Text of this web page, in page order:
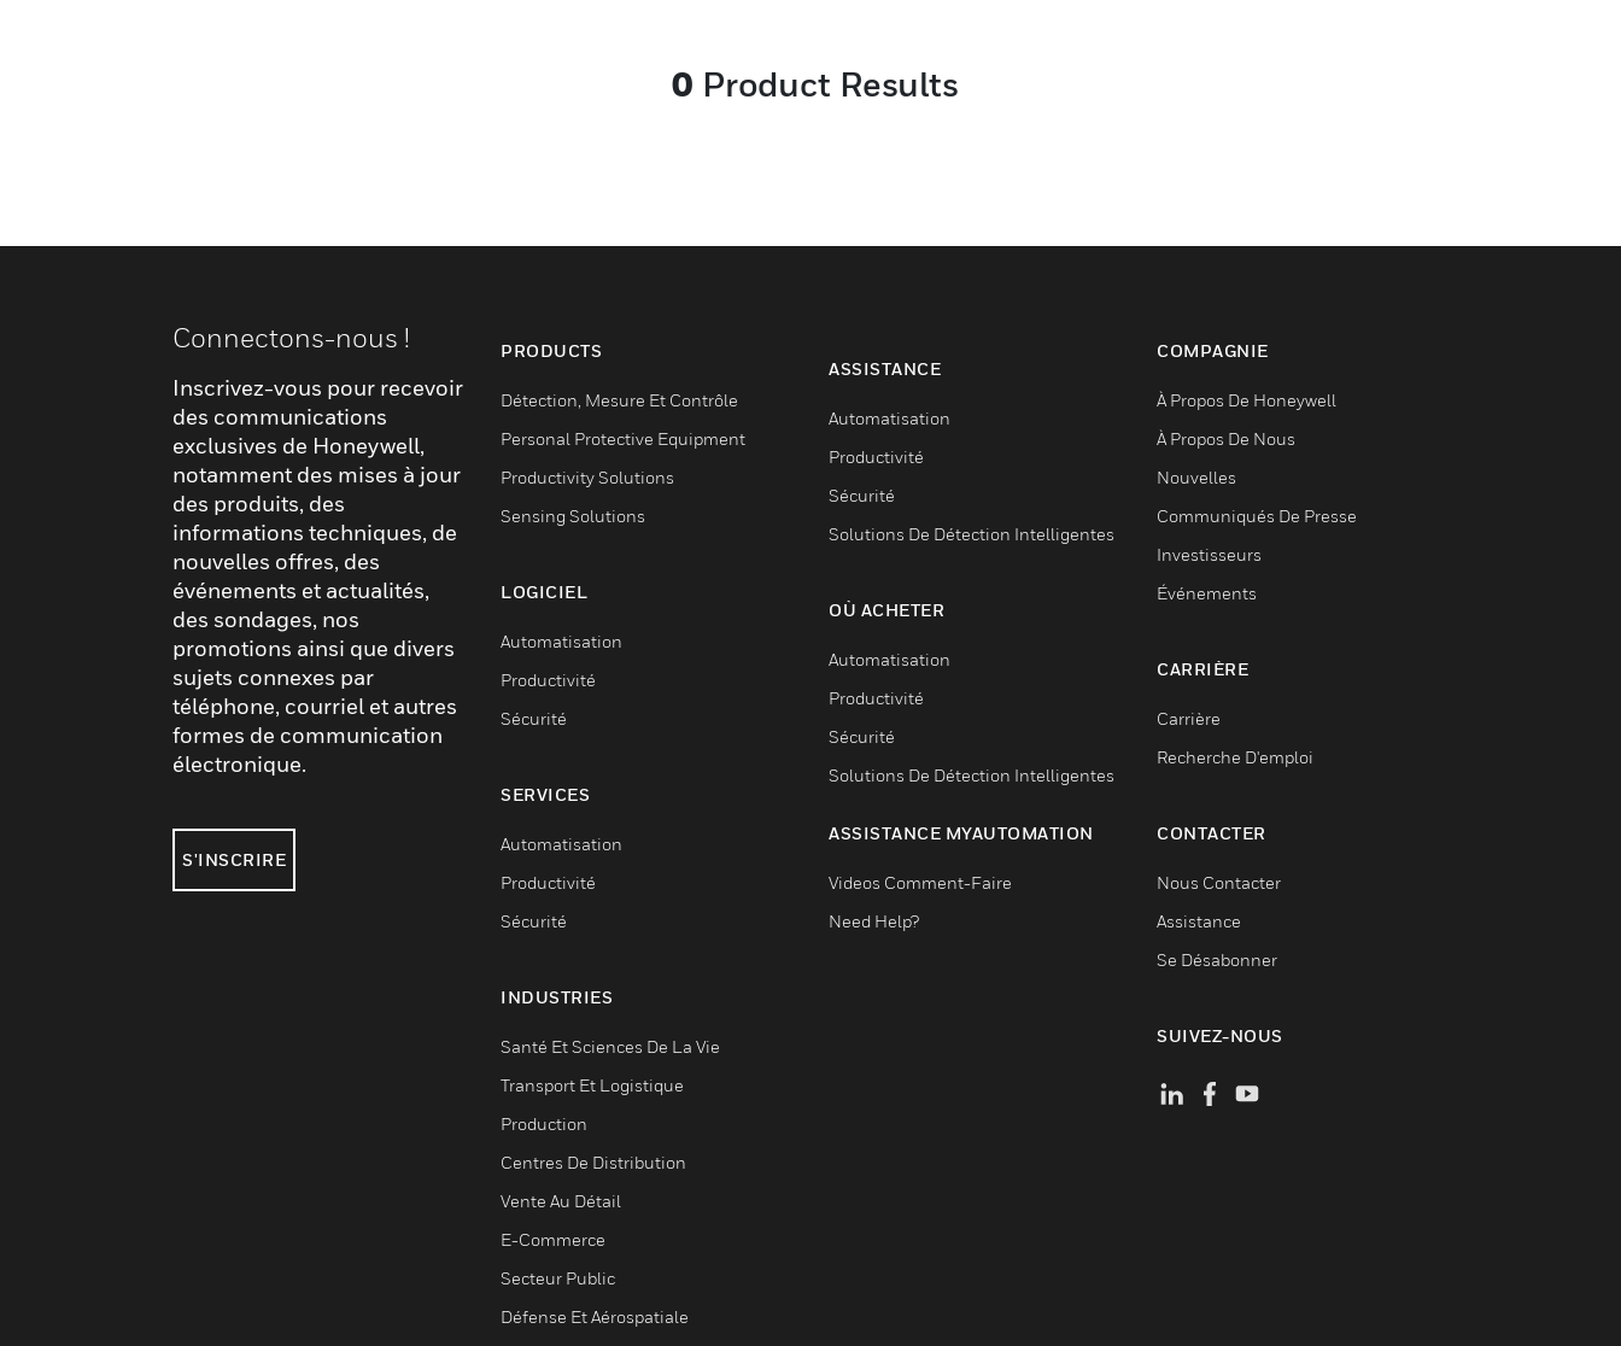
0 Product Results
Connectons-nous !
Inscrivez-vous pour recevoir
des communications
exclusives de Honeywell,
notamment des mises à jour
des produits, des
informations techniques, de
nouvelles offres, des
événements et actualités,
des sondages, nos
promotions ainsi que divers
sujets connexes par
téléphone, courriel et autres
formes de communication
électronique.
S'INSCRIRE
PRODUCTS
Détection, Mesure Et Contrôle
Personal Protective Equipment
Productivity Solutions
Sensing Solutions
LOGICIEL
Automatisation
Productivité
Sécurité
SERVICES
Automatisation
Productivité
Sécurité
INDUSTRIES
Santé Et Sciences De La Vie
Transport Et Logistique
Production
Centres De Distribution
Vente Au Détail
E-Commerce
Secteur Public
Défense Et Aérospatiale
ASSISTANCE
Automatisation
Productivité
Sécurité
Solutions De Détection Intelligentes
OÙ ACHETER
Automatisation
Productivité
Sécurité
Solutions De Détection Intelligentes
ASSISTANCE MYAUTOMATION
Videos Comment-Faire
Need Help?
COMPAGNIE
À Propos De Honeywell
À Propos De Nous
Nouvelles
Communiqués De Presse
Investisseurs
Événements
CARRIÈRE
Carrière
Recherche D'emploi
CONTACTER
Nous Contacter
Assistance
Se Désabonner
SUIVEZ-NOUS